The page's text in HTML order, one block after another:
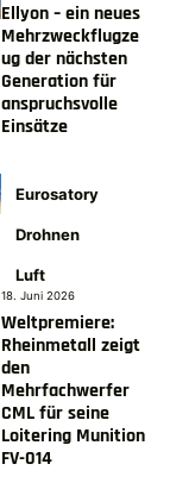
Ellyon – ein neues
Mehrzweckflugze
ug der nächsten
Generation für
anspruchsvolle
Einsätze
Eurosatory
Drohnen
Luft
18. Juni 2026
Weltpremiere:
Rheinmetall zeigt
den
Mehrfachwerfer
CML für seine
Loitering Munition
FV-014